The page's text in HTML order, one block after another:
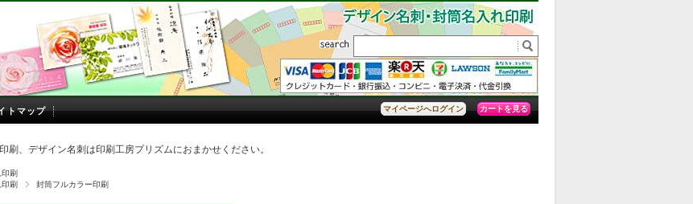
マイページへログイン カートを見る
トマップ
刷、デザイン名刺は印刷工房プリズムにおまかせください。
刷
刷
封筒フルカラー印刷